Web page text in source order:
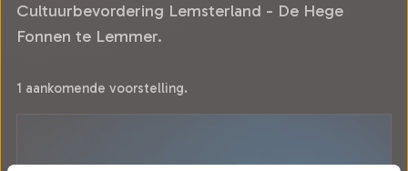
Cultuurbevordering Lemsterland - De Hege
Fonnen te Lemmer.
1 aankomende voorstelling.